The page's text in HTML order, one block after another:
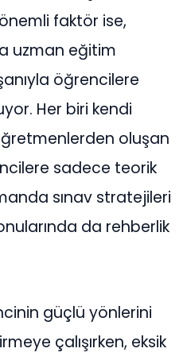
faktör ise,
uzman eğitim
öğrencilere
Her biri kendi
oluşan
sadece teorik
sınav stratejileri
da rehberlik
güçlü yönlerini
çalışırken, eksik